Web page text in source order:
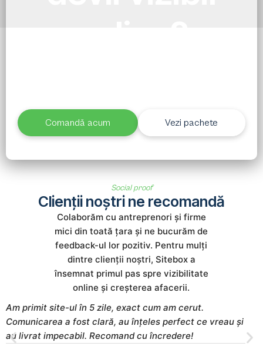
Comandă acum Vezi pachete
Social proof
Clienții noștri ne recomandă
Colaborăm cu antreprenori și firme
mici din toată țara și ne bucurăm de
feedback-ul lor pozitiv. Pentru mulți
dintre clienții noștri, Sitebox a
însemnat primul pas spre vizibilitate
online și creșterea afacerii.
Am primit site-ul în 5 zile, exact cum am cerut.
Comunicarea a fost clară, au înțeles perfect ce vreau și
au livrat impecabil. Recomand cu încredere!